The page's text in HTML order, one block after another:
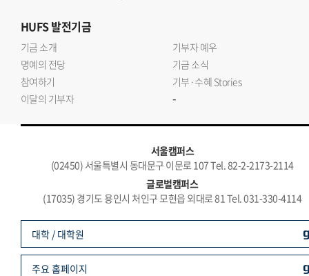
HUFS발전기금
기금 소개
기부자 예우
명예의 전당
기금 소식
참여하기
기부·수혜 Stories
이달의 기부자
-
서울캠퍼스
(02450) 서울특별시 동대문구 이문로 107 Tel. 82-2-2173-2114
글로벌캠퍼스
(17035) 경기도 용인시 처인구 모현읍 외대로 81 Tel. 031-330-4114
대학 / 대학원
주요 홈페이지